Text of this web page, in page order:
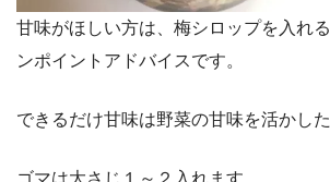
甘味がほしい方は、梅シロップを入れ
ンポイントアドバイスです。
できるだけ甘味は野菜の甘味を活かした
ゴマは大さじ１～２入れます